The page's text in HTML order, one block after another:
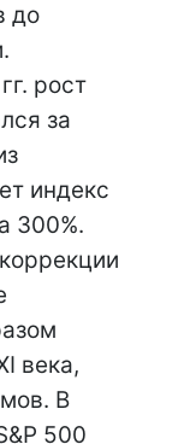
до
рост
за
индекс
300%.
века,
В
500